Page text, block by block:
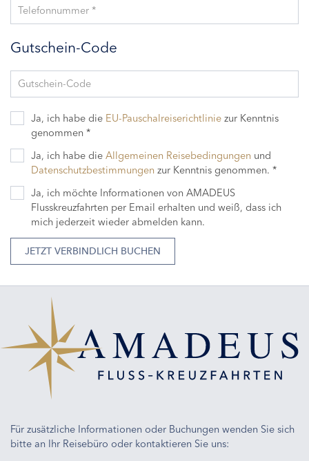
Telefonnummer *
Gutschein-Code
Gutschein-Code
Ja, ich habe die EU-Pauschalreiserichtlinie zur Kenntnis
genommen *
Ja, ich habe die Allgemeinen Reisebedingungen und
Datenschutzbestimmungen zur Kenntnis genommen. *
Ja, ich möchte Informationen von AMADEUS
Flusskreuzfahrten per Email erhalten und weiß, dass ich
mich jederzeit wieder abmelden kann.
JETZT VERBINDLICH BUCHEN
Für zusätzliche Informationen oder Buchungen wenden Sie sich
bitte an Ihr Reisebüro oder kontaktieren Sie uns: